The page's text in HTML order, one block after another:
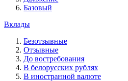
Базовый
Вклады
Безотзывные
Отзывные
До востребования
В белорусских рублях
В иностранной валюте